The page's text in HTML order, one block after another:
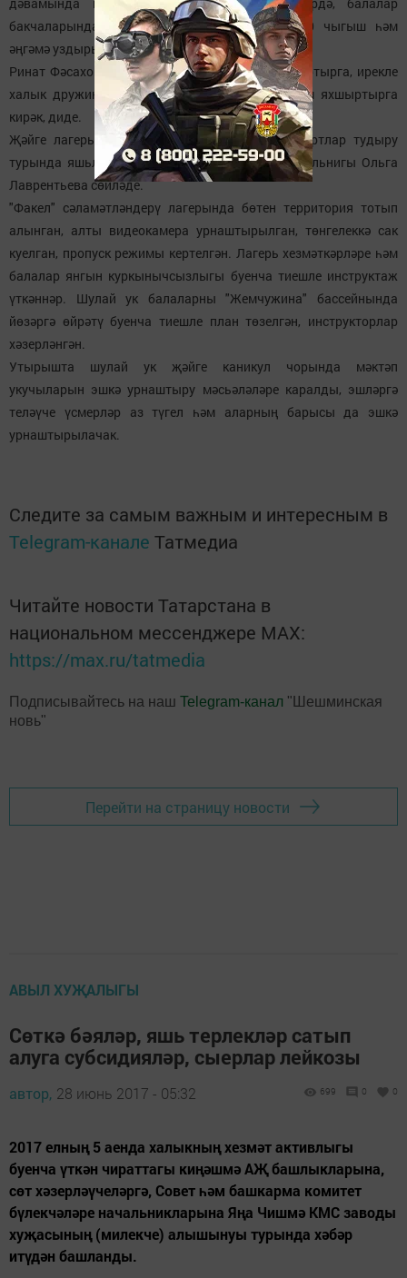
дәвамында инспектор тарафыннан мәктәпләрдә, балалар
бакчаларында, мәктәп яны лагерьларында 80 чыгыш һәм
әңгәмә уздырылган.
Ринат Фәсахов, район үзәгендә ОПОП эшен яңартырга, ирекле
халык дружиналары эшен җанландырырга һәм яхшыртырга
кирәк, диде.
Җәйге лагерьларда балаларга ял итү өчен шартлар тудыру
турында яшьләр эшләре һәм спорт бүлеге начальнигы Ольга
Лаврентьева сөйләде.
"Факел" сәламәтләндерү лагерында бөтен территория тотып
алынган, алты видеокамера урнаштырылган, төнгелеккә сак
куелган, пропуск режимы кертелгән. Лагерь хезмәткәрләре һәм
балалар янгын куркынычсызлыгы буенча тиешле инструктаж
үткәннәр. Шулай ук балаларны "Жемчужина" бассейнында
йөзәргә өйрәтү буенча тиешле план төзелгән, инструкторлар
хәзерләнгән.
Утырышта шулай ук җәйге каникул чорында мәктәп
укучыларын эшкә урнаштыру мәсьәләләре каралды, эшләргә
теләүче үсмерләр аз түгел һәм аларның барысы да эшкә
урнаштырылачак.
Следите за самым важным и интересным в
Telegram-канале Татмедиа
Читайте новости Татарстана в
национальном мессенджере MАХ:
https://max.ru/tatmedia
Подписывайтесь на наш Telegram-канал "Шешминская
новь"
Перейти на страницу новости
АВЫЛ ХУҖАЛЫГЫ
Сөткә бәяләр, яшь терлекләр сатып
алуга субсидияләр, сыерлар лейкозы
автор, 28 июнь 2017 - 05:32 699 0 0
2017 елның 5 аенда халыкның хезмәт активлыгы
буенча үткән чираттагы киңәшмә АҖ башлыкларына,
сөт хәзерләүчеләргә, Совет һәм башкарма комитет
бүлекчәләре начальникларына Яңа Чишмә КМС заводы
хуҗасының (милекче) алышынуы турында хәбәр
итүдән башланды.